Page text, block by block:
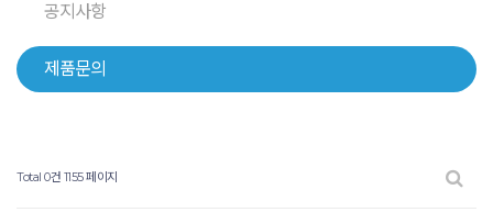
공지사항
제품문의
Total 0건 1155 페이지